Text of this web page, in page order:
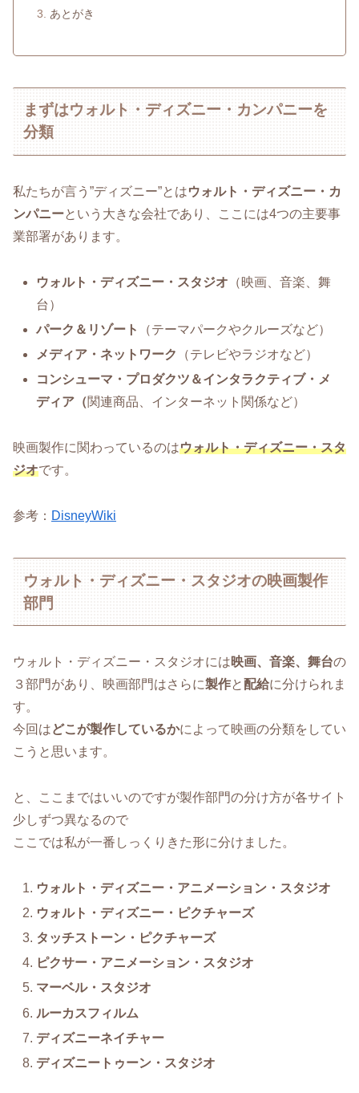
あとがき
まずはウォルト・ディズニー・カンパニーを
分類
私たちが言う”ディズニー”とはウォルト・ディズニー・カ
ンパニーという大きな会社であり、ここには4つの主要事
業部署があります。
ウォルト・ディズニー・スタジオ （映画、音楽、舞
台）
パーク＆リゾート
（テーマパークやクルーズなど）
メディア・ネットワーク
（テレビやラジオなど）
コンシューマ・プロダクツ＆インタラクティブ・メ
ディア（関連商品、インターネット関係など）
映画製作に関わっているのはウォルト・ディズニー・スタ
ジオです。
参考： DisneyWiki
ウォルト・ディズニー・スタジオの映画製作
部門
ウォルト・ディズニー・スタジオには映画、音楽、舞台の
３部門があり、映画部門はさらに製作と 配給に分けられま
す。
今回はどこが製作しているかによって映画の分類をしてい
こうと思います。
と、ここまではいいのですが製作部門の分け方が各サイト
少しずつ異なるので
ここでは私が一番しっくりきた形に分けました。
ウォルト・ディズニー・アニメーション・スタジオ
ウォルト・ディズニー・ピクチャーズ
タッチストーン・ピクチャーズ
ピクサー・アニメーション・スタジオ
マーベル・スタジオ
ルーカスフィルム
ディズニーネイチャー
ディズニートゥーン・スタジオ